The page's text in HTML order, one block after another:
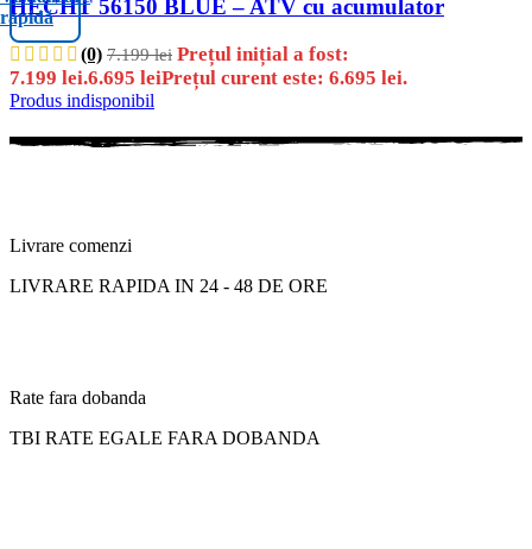
rapidă
HECHT 56150 BLUE – ATV cu acumulator
(0) 7.199lei Prețul inițial a fost:
7.199 lei.6.695 leiPrețul curent este: 6.695 lei.
Produs indisponibil
Livrare comenzi
LIVRARE RAPIDA IN 24 - 48 DE ORE
Rate fara dobanda
TBI RATE EGALE FARA DOBANDA